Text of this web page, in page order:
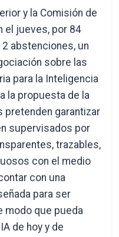
y la Comisión de
el jueves, por 84
abstenciones, un
sobre las
para la Inteligencia
la propuesta de la
pretenden garantizar
supervisados por
trazables,
con el medio
con una
para ser
modo que pueda
de hoy y de